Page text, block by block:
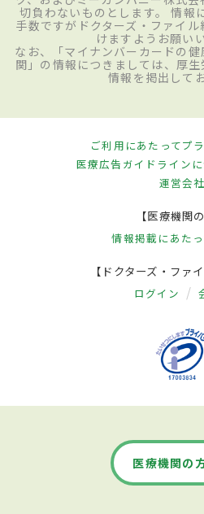
切負わないものとします。 情報
手数ですがドクターズ・ファイ
けますようお願い
なお、「マイナンバーカードの
関」の情報につきましては、厚生
情報を掲出して
ご利用にあたってプ
医療広告ガイドライン
運営会社
【医療機関
情報掲載にあた
【ドクターズ・ファ
ログイン
医療機関の